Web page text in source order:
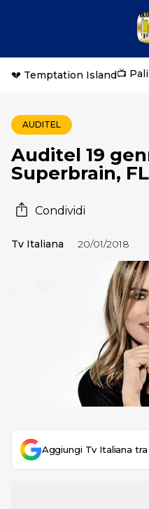
💔 Temptation Island📺
AUDITEL
Auditel 19
Superbrain,
Condividi
Tv Italiana 20/01/2018
Aggiungi Tv Italiana